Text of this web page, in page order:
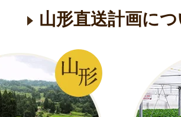
山形直送計画に